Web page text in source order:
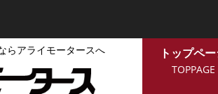
らアライモータースへ トップペ
TOPPAGE